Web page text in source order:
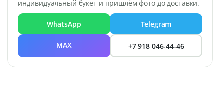
индивидуальный букет и пришлём фото до доставки.
WhatsApp Telegram
MAX +7 918 046-44-46